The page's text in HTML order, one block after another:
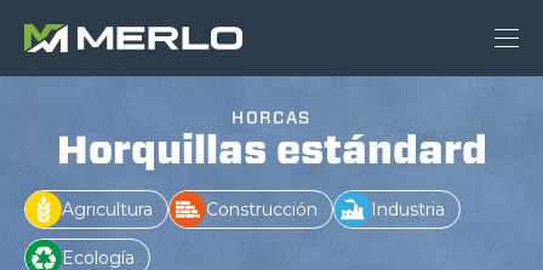
HORCAS
Horquillas estándard
Agricultura Construcción Industria
Ecología